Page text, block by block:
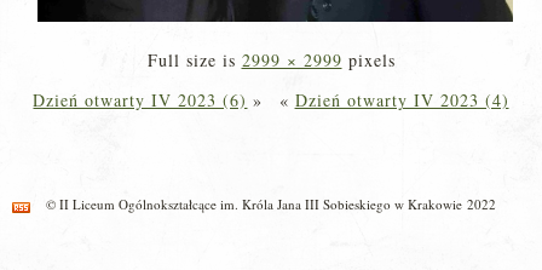
Full size is 2999 × 2999 pixels
Dzień otwarty IV 2023 (6) » « Dzień otwarty IV 2023 (4)
© II Liceum Ogólnokształcące im. Króla Jana III Sobieskiego w Krakowie 2022